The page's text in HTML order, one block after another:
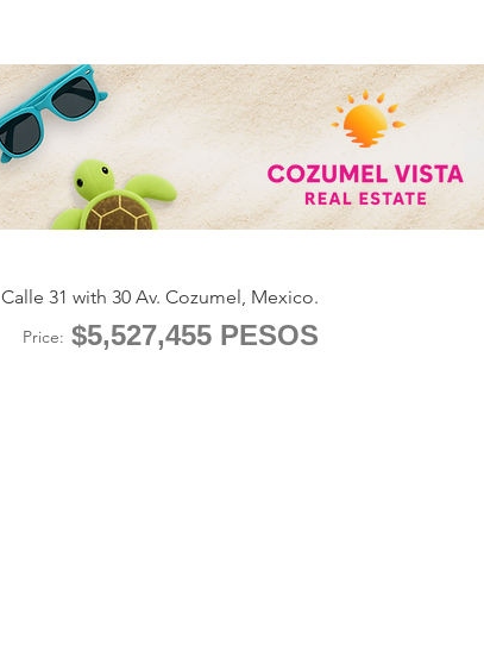
Calle 31 with 30 Av. Cozumel, Mexico.
Price: $5,527,455 PESOS